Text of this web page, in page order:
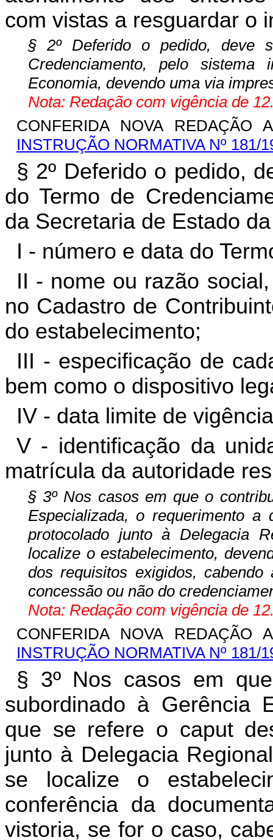
com vistas a resguardar o
§ 2º Deferido o pedido, deve
Credenciamento, pelo
Economia, devendo uma via
Nota: Redação com vigência de
CONFERIDA NOVA
INSTRUÇÃO NORMATIVA Nº 181/
§ 2º Deferido o pedido,
do Termo de
da Secretaria de Estado
I - número e data do
II - nome ou razão
no Cadastro de
do estabelecimento;
III - especificação de
bem como o dispositivo
IV - data limite de
V - identificação da
matrícula da autoridade
§ 3º Nos casos em que o
Especializada, o requerimento
protocolado junto à Delegacia
localize o estabelecimento,
dos requisitos exigidos,
concessão ou não do
Nota: Redação com vigência de
CONFERIDA NOVA
INSTRUÇÃO NORMATIVA Nº 181/
§ 3º Nos casos em
subordinado à Gerência
que se refere o caput
junto à Delegacia
se localize o
conferência da
vistoria, se for o caso,